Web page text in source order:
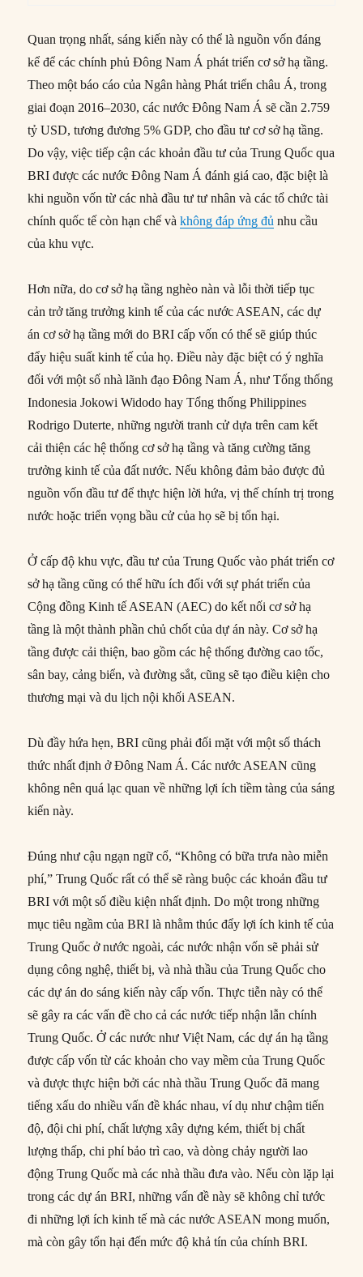
Quan trọng nhất, sáng kiến này có thể là nguồn vốn đáng
kể để các chính phủ Đông Nam Á phát triển cơ sở hạ tầng.
Theo một báo cáo của Ngân hàng Phát triển châu Á, trong
giai đoạn 2016–2030, các nước Đông Nam Á sẽ cần 2.759
tỷ USD, tương đương 5% GDP, cho đầu tư cơ sở hạ tầng.
Do vậy, việc tiếp cận các khoản đầu tư của Trung Quốc qua
BRI được các nước Đông Nam Á đánh giá cao, đặc biệt là
khi nguồn vốn từ các nhà đầu tư tư nhân và các tổ chức tài
chính quốc tế còn hạn chế vàkhông đáp ứng đủ nhu cầu
của khu vực.
Hơn nữa, do cơ sở hạ tầng nghèo nàn và lỗi thời tiếp tục
cản trở tăng trưởng kinh tế của các nước ASEAN, các dự
án cơ sở hạ tầng mới do BRI cấp vốn có thể sẽ giúp thúc
đẩy hiệu suất kinh tế của họ. Điều này đặc biệt có ý nghĩa
đối với một số nhà lãnh đạo Đông Nam Á, như Tổng thống
Indonesia Jokowi Widodo hay Tổng thống Philippines
Rodrigo Duterte, những người tranh cử dựa trên cam kết
cải thiện các hệ thống cơ sở hạ tầng và tăng cường tăng
trưởng kinh tế của đất nước. Nếu không đảm bảo được đủ
nguồn vốn đầu tư để thực hiện lời hứa, vị thế chính trị trong
nước hoặc triển vọng bầu cử của họ sẽ bị tổn hại.
Ở cấp độ khu vực, đầu tư của Trung Quốc vào phát triển cơ
sở hạ tầng cũng có thể hữu ích đối với sự phát triển của
Cộng đồng Kinh tế ASEAN (AEC) do kết nối cơ sở hạ
tầng là một thành phần chủ chốt của dự án này. Cơ sở hạ
tầng được cải thiện, bao gồm các hệ thống đường cao tốc,
sân bay, cảng biển, và đường sắt, cũng sẽ tạo điều kiện cho
thương mại và du lịch nội khối ASEAN.
Dù đầy hứa hẹn, BRI cũng phải đối mặt với một số thách
thức nhất định ở Đông Nam Á. Các nước ASEAN cũng
không nên quá lạc quan về những lợi ích tiềm tàng của sáng
kiến này.
Đúng như cậu ngạn ngữ cổ, “Không có bữa trưa nào miễn
phí,” Trung Quốc rất có thể sẽ ràng buộc các khoản đầu tư
BRI với một số điều kiện nhất định. Do một trong những
mục tiêu ngầm của BRI là nhằm thúc đẩy lợi ích kinh tế của
Trung Quốc ở nước ngoài, các nước nhận vốn sẽ phải sử
dụng công nghệ, thiết bị, và nhà thầu của Trung Quốc cho
các dự án do sáng kiến này cấp vốn. Thực tiễn này có thể
sẽ gây ra các vấn đề cho cả các nước tiếp nhận lẫn chính
Trung Quốc. Ở các nước như Việt Nam, các dự án hạ tầng
được cấp vốn từ các khoản cho vay mềm của Trung Quốc
và được thực hiện bởi các nhà thầu Trung Quốc đã mang
tiếng xấu do nhiều vấn đề khác nhau, ví dụ như chậm tiến
độ, đội chi phí, chất lượng xây dựng kém, thiết bị chất
lượng thấp, chi phí bảo trì cao, và dòng chảy người lao
động Trung Quốc mà các nhà thầu đưa vào. Nếu còn lặp lại
trong các dự án BRI, những vấn đề này sẽ không chỉ tước
đi những lợi ích kinh tế mà các nước ASEAN mong muốn,
mà còn gây tổn hại đến mức độ khả tín của chính BRI.